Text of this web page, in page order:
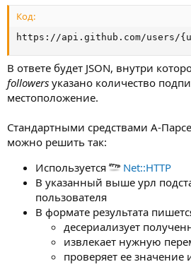
Код:
https://api.github.com/users/
В ответе будет JSON, внутри
followers указано количество
местоположение.
Стандартными средствами А-
можно решить так:
Используется
Net::HTTP
В указанный выше урл
пользователя
В формате результата
десериализует
извлекает нужную
проверяет ее значение